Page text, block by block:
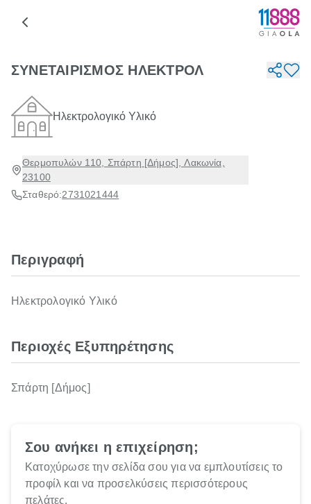
ΣΥΝΕΤΑΙΡΙΣΜΟΣ ΗΛΕΚΤΡΟΛ
Ηλεκτρολογικό Υλικό
Θερμοπυλών 110, Σπάρτη [Δήμος], Λακωνία,
23100
Σταθερό:2731021444
Περιγραφή
Ηλεκτρολογικό Υλικό
Περιοχές Εξυπηρέτησης
Σπάρτη [Δήμος]
Σου ανήκει η επιχείρηση;
Κατοχύρωσε την σελίδα σου για να εμπλουτίσεις το
προφίλ και να προσελκύσεις περισσότερους
πελάτες.